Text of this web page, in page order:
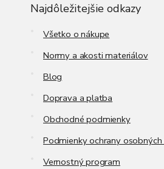
Najdôležitejšie odkazy
Všetko o nákupe
Normy a akosti materiálov
Blog
Doprava a platba
Obchodné podmienky
Podmienky ochrany
Vernostný program